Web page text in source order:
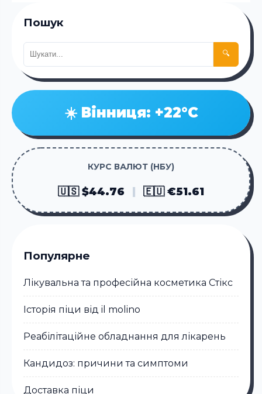
Пошук
🔍
☀️ Вінниця: +22°C
КУРС ВАЛЮТ (НБУ)
🇺🇸 $44.76 🇪🇺 €51.61
Популярне
Лікувальна та професійна косметика Стікc
Історія піци від il molino
Реабілітаційне обладнання для лікарень
Кандидоз: причини та симптоми
Доставка піци